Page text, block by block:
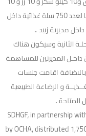
لتـر زيـت و 3 كيلو ملح و كرتون ونصف فاصوليا لعدد 750 سلة غذائية داخل
الثانية وسيكون هناك
المديرتين للمساهمة
اقامت جلسات
و الرضاعة الطبيعية
المتاحة .
SDHGF, in partnership
by OCHA, distributed